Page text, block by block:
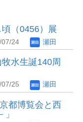
頃（0456）展
07/24 瀬田
水生誕140周
25 瀬田
都博覧会と西